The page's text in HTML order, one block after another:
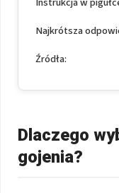
Najkrótsza
Źródła:
Dlaczego
gojenia?